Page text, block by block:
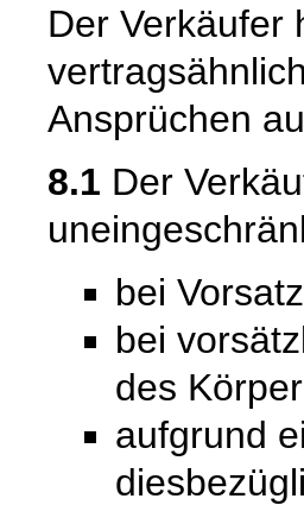
Der Verkäufer
Ansprüchen
8.1 Der
bei
bei
des
aufgrund